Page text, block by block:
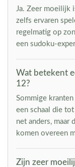
Ja. Zeer moeilijk
zelfs ervaren
regelmatig op
een sudoku-
Wat betekent
12?
Sommige
een schaal die
net anders, maar
komen overeen
Zijn zeer